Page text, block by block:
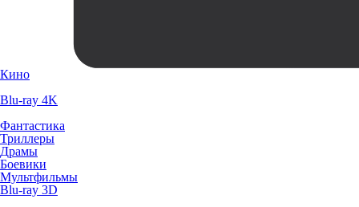
Кино
Blu-ray 4K
Фантастика
Триллеры
Драмы
Боевики
Мультфильмы
Blu-ray 3D